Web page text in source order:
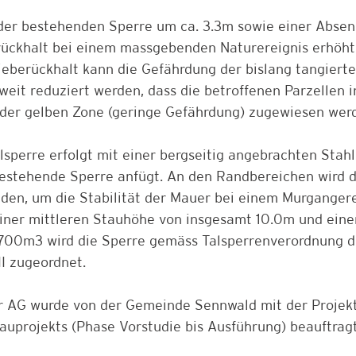
bestehenden Sperre um ca. 3.3m sowie einer
bei einem massgebenden Naturereignis
kann die Gefährdung der bislang
reduziert werden, dass die betroffenen Parzellen
gelben Zone (geringe Gefährdung) zugewiesen
erfolgt mit einer bergseitig angebrachten
Sperre anfügt. An den Randbereichen wird
um die Stabilität der Mauer bei einem
mittleren Stauhöhe von insgesamt 10.0m und
wird die Sperre gemäss Talsperrenverordnung
zugeordnet.
AG wurde von der Gemeinde Sennwald mit der
(Phase Vorstudie bis Ausführung)